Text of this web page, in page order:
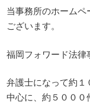
当事務所のホームペ
ございます。
福岡フォワード法律
弁護士になって約
中心に、約５００